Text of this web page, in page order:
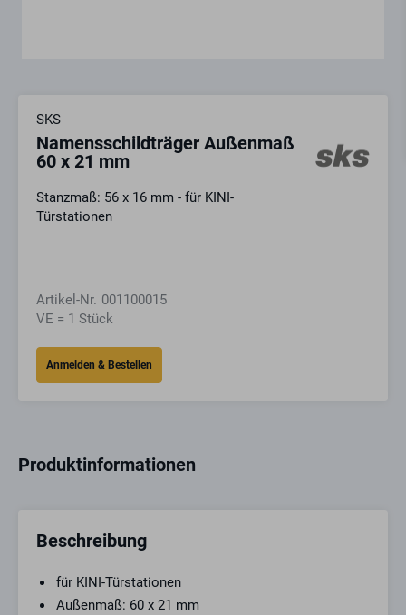
SKS
Namensschildträger Außenmaß
60 x 21 mm
Stanzmaß: 56 x 16 mm - für KINI-
Türstationen
Artikel-Nr. 001100015
VE = 1 Stück
Produktinformationen
Beschreibung
für KINI-Türstationen
Außenmaß: 60 x 21 mm